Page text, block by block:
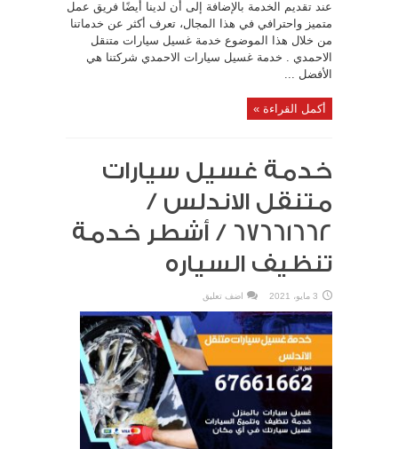
عند تقديم الخدمة بالإضافة إلى أن لدينا أيضًا فريق عمل
متميز واحترافي في هذا المجال، تعرف أكثر عن خدماتنا
من خلال هذا الموضوع خدمة غسيل سيارات متنقل
الاحمدي . خدمة غسيل سيارات الاحمدي شركتنا هي
الأفضل ...
أكمل القراءة »
خدمة غسيل سيارات
متنقل الاندلس /
67661662 / أشطر خدمة
تنظيف السياره
3 مايو، 2021 اضف تعليق